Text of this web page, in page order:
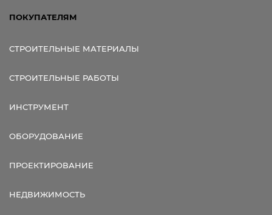
ПОКУПАТЕЛЯМ
СТРОИТЕЛЬНЫЕ МАТЕРИАЛЫ
СТРОИТЕЛЬНЫЕ РАБОТЫ
ИНСТРУМЕНТ
ОБОРУДОВАНИЕ
ПРОЕКТИРОВАНИЕ
НЕДВИЖИМОСТЬ